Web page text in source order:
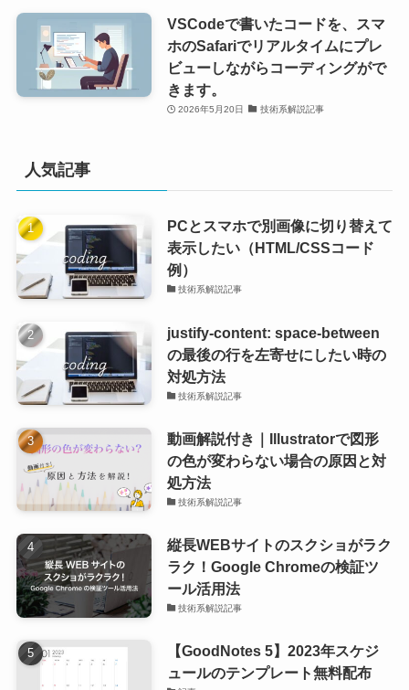
VSCodeで書いたコードを、スマ
ホのSafariでリアルタイムにプレ
ビューしながらコーディングがで
きます。
2026年5月20日 技術系解説記事
人気記事
PCとスマホで別画像に切り替えて
表示したい（HTML/CSSコード
例）
技術系解説記事
justify-content: space-between
の最後の行を左寄せにしたい時の
対処方法
技術系解説記事
動画解説付き｜Illustratorで図形
の色が変わらない場合の原因と対
処方法
技術系解説記事
縦長WEBサイトのスクショがラク
ラク！Google Chromeの検証ツ
ール活用法
技術系解説記事
【GoodNotes 5】2023年スケジ
ュールのテンプレート無料配布